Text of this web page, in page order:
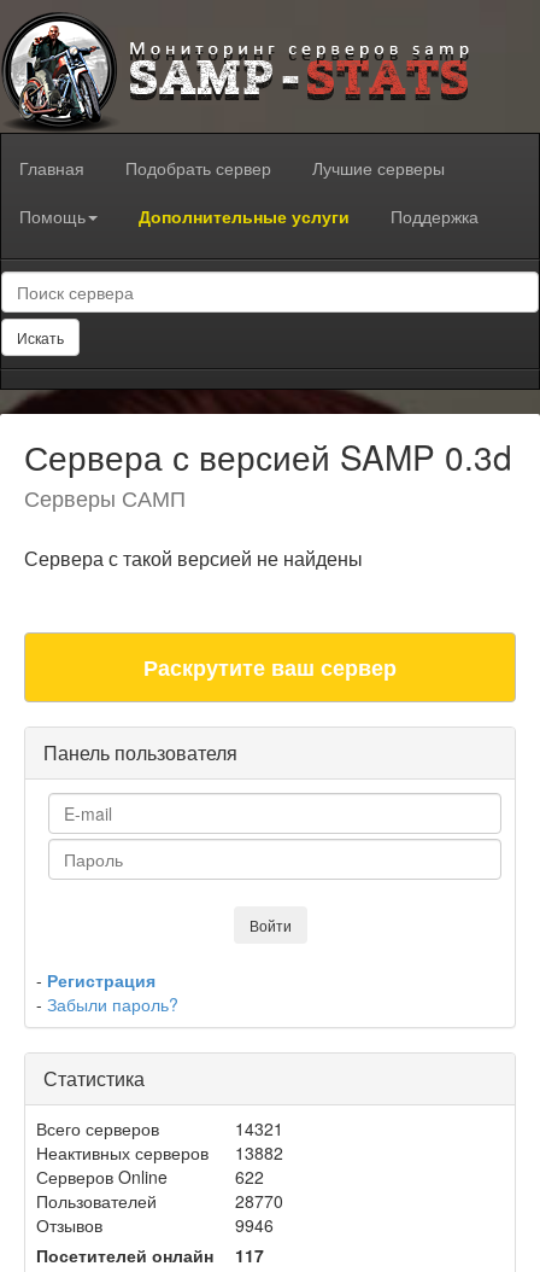
Главная Подобрать сервер
Лучшие серверы
Помощь
Дополнительные услуги Поддержка
Искать
Сервера с версией SAMP 0.3d
Серверы САМП
Сервера с такой версией не найдены
Раскрутите ваш сервер
Панель пользователя
- Регистрация
- Забыли пароль?
Статистика
Всего серверов
14321
Неактивных серверов
13882
Серверов Online
622
Пользователей
28770
Отзывов
9946
Посетителей онлайн
117